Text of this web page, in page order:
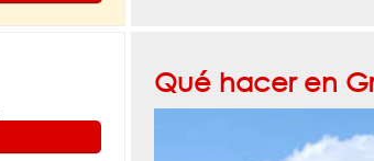
Qué hacer en